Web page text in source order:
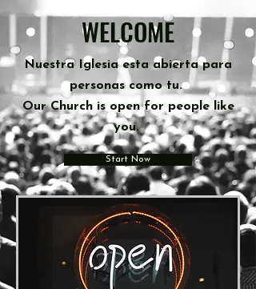
WELCOME
Nuestra Iglesiaesta abierta para
personas como tu.
Our Church is open for people like
you.
Start Now